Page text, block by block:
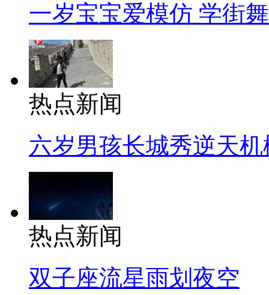
一岁宝宝爱模仿 学街
热点新闻
六岁男孩长城秀逆天机
热点新闻
双子座流星雨划夜空